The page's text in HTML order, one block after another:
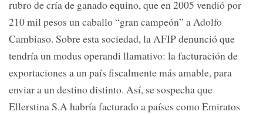
rubro de cría de ganado equino, que en 2005 vendió por
210 mil pesos un caballo “gran campeón” a Adolfo
Cambiaso. Sobre esta sociedad, la AFIP denunció que
tendría un modus operandi llamativo: la facturación de
exportaciones a un país fiscalmente más amable, para
enviar a un destino distinto. Así, se sospecha que
Ellerstina S.A habría facturado a países como Emiratos